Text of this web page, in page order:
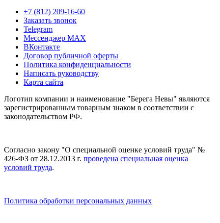
+7 (812) 209-16-60
Заказать звонок
Telegram
Мессенджер MAX
ВКонтакте
Договор публичной оферты
Политика конфиденциальности
Написать руководству
Карта сайта
Логотип компании и наименование "Берега Невы" являются
зарегистрированным товарным знаком в соответствии с
законодательством РФ.
Согласно закону "О специальной оценке условий труда" №
426-ФЗ от 28.12.2013 г. проведена специальная оценка
условий труда.
Политика обработки персональных данных